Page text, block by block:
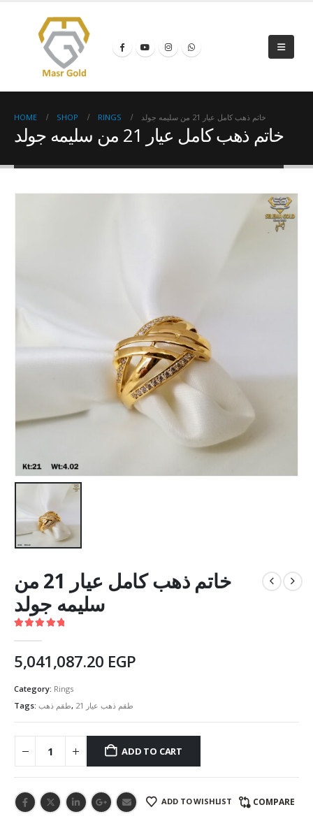
HOME SHOP RINGS خاتم ذهب كامل عيار 21 من سليمه جولد
خاتم ذهب كامل عيار 21 من سليمه جولد
خاتم ذهب كامل عيار 21 من
سليمه جولد
5,041,087.20 EGP
Category: Rings
Tags: طقم ذهب, طقم ذهب عيار 21
ADD TO CART
ADD TO WISHLIST COMPARE